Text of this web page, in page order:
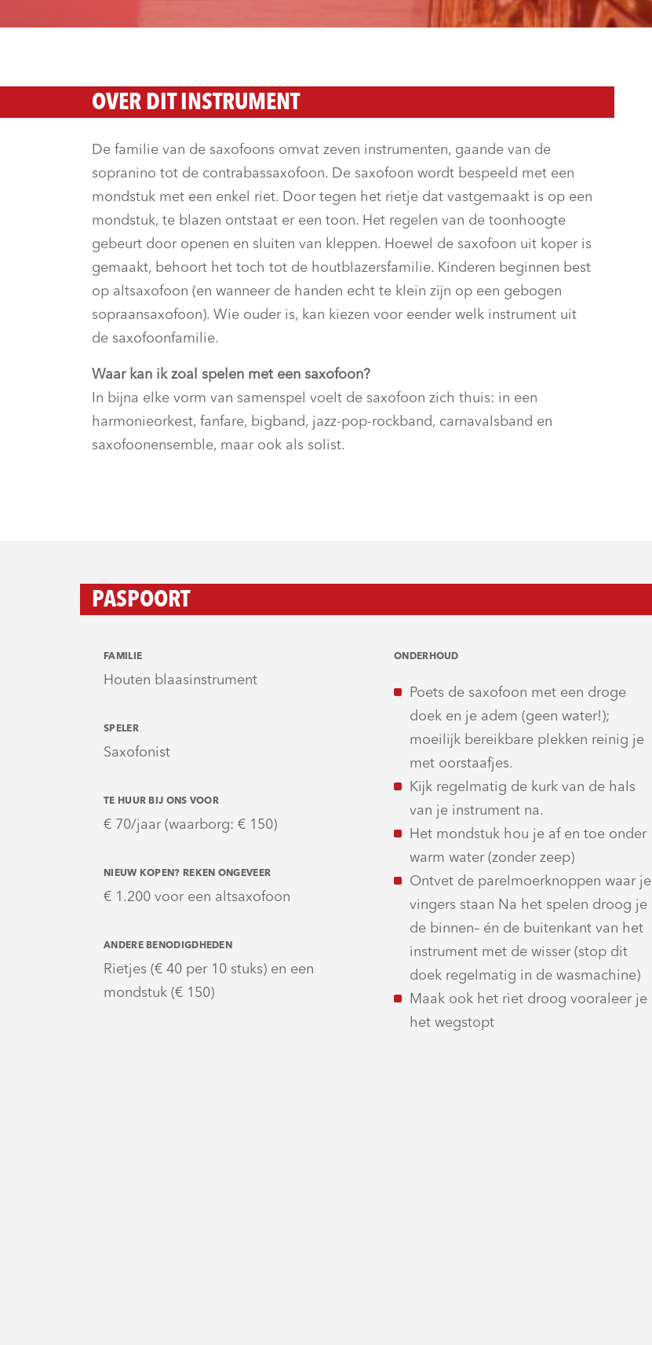
OVER DIT INSTRUMENT
De familie van de saxofoons omvat zeven instrumenten, gaande van de
sopranino tot de contrabassaxofoon. De saxofoon wordt bespeeld met een
mondstuk met een enkel riet. Door tegen het rietje dat vastgemaakt is op een
mondstuk, te blazen ontstaat er een toon. Het regelen van de toonhoogte
gebeurt door openen en sluiten van kleppen. Hoewel de saxofoon uit koper is
gemaakt, behoort het toch tot de houtblazersfamilie. Kinderen beginnen best
op altsaxofoon (en wanneer de handen echt te klein zijn op een gebogen
sopraansaxofoon). Wie ouder is, kan kiezen voor eender welk instrument uit
de saxofoonfamilie.
Waar kan ik zoal spelen met een saxofoon?
In bijna elke vorm van samenspel voelt de saxofoon zich thuis: in een
harmonieorkest, fanfare, bigband, jazz-pop-rockband, carnavalsband en
saxofoonensemble, maar ook als solist.
PASPOORT
FAMILIE
Houten blaasinstrument
SPELER
Saxofonist
TE HUUR BIJ ONS VOOR
€ 70/jaar (waarborg: € 150)
NIEUW KOPEN? REKEN ONGEVEER
€ 1.200 voor een altsaxofoon
ANDERE BENODIGDHEDEN
Rietjes (€ 40 per 10 stuks) en een
mondstuk (€ 150)
ONDERHOUD
Poets de saxofoon met een droge
doek en je adem (geen water!);
moeilijk bereikbare plekken reinig je
met oorstaafjes.
Kijk regelmatig de kurk van de hals
van je instrument na.
Het mondstuk hou je af en toe onder
warm water (zonder zeep)
Ontvet de parelmoerknoppen waar je
vingers staan Na het spelen droog je
de binnen– én de buitenkant van het
instrument met de wisser (stop dit
doek regelmatig in de wasmachine)
Maak ook het riet droog vooraleer je
het wegstopt